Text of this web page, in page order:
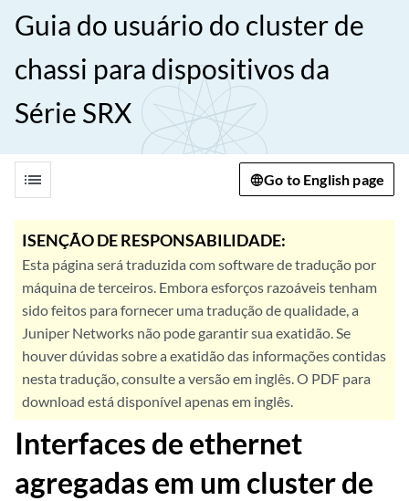
Guia do usuário do cluster de
chassi para dispositivos da
Série SRX
list Go to English page
ISENÇÃO DE RESPONSABILIDADE:
Esta página será traduzida com software de tradução por
máquina de terceiros. Embora esforços razoáveis tenham
sido feitos para fornecer uma tradução de qualidade, a
Juniper Networks não pode garantir sua exatidão. Se
houver dúvidas sobre a exatidão das informações contidas
nesta tradução, consulte a versão em inglês. O PDF para
download está disponível apenas em inglês.
Interfaces de ethernet
agregadas em um cluster de